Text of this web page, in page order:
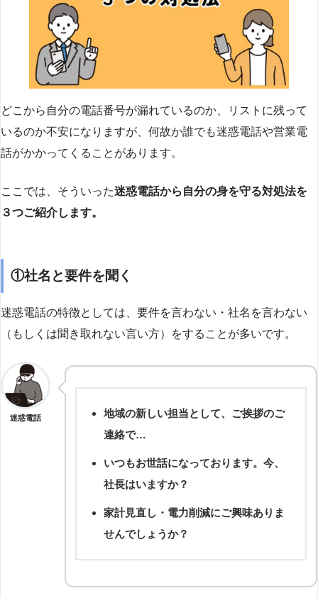
どこから自分の電話番号が漏れているのか、リストに残って
いるのか不安になりますが、何故か誰でも迷惑電話や営業電
話がかかってくることがあります。
ここでは、そういった迷惑電話から自分の身を守る対処法を
３つご紹介します。
①社名と要件を聞く
迷惑電話の特徴としては、要件を言わない・社名を言わない
（もしくは聞き取れない言い方）をすることが多いです。
迷惑電話
地域の新しい担当として、ご挨拶のご
連絡で…
いつもお世話になっております。今、
社長はいますか？
家計見直し・電力削減にご興味ありま
せんでしょうか？